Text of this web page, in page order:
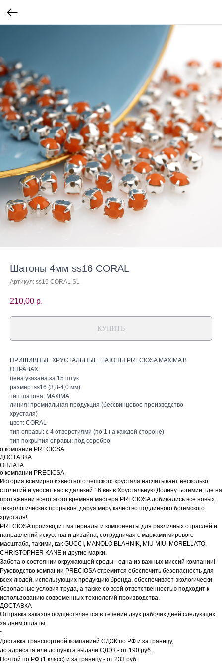
Шатоны 4мм ss16 CORAL
Артикул: ss16 CORAL SL
210,00 р.
КУПИТЬ
ПРИШИВНЫЕ ХРУСТАЛЬНЫЕ ШАТОНЫ PRECIOSA MAXIMA В
ОПРАВАХ
цена указана за 15 штук
размер: ss16 (3,8-4,0 мм)
тип шатона: MAXIMA
линия: премиальная продукция (бессвинцовое производство
хрусталя)
цвет: CORAL
тип оправы: с 4 отверстиями (по 1 на каждой стороне)
тип покрытия оправы: под серебро
о компании PRECIOSA
ДОСТАВКА
ОПЛАТА
о компании PRECIOSA
История всемирно известного чешского хрусталя насчитывает несколько
столетий и уносит нас в далекий 16 век в Хрустальную Долину Богемии, где на
протяжении всего этого времени мастера PRECIOSA добивались все новых
технологических прорывов, даруя миру качество подлинного богемского
хрусталя!
PRECIOSA производит материалы и компоненты для различных отраслей и
направлений искусства и дизайна, сотрудничая с марками мирового
масштаба, такими, как GUCCI, MANOLO BLAHNIK, MIU MIU, MORELLATO,
CHRISTOPHER KANE и другие марки.
Забота о состоянии окружающей среды - одна из важных миссий компании!
Руководство компании PRECIOSA стремится обеспечить безопасность для
всех людей, использующих продукцию бренда, обеспечивает экологически
безопасные условия труда, а также со всей ответственностью подходит к
использованию современных технологий производства.
ДОСТАВКА
Отправка заказов осуществляется в течение двух рабочих дней следующих
за днём оплаты.
~
Доставка транспортной компанией СДЭК по РФ и за границу,
до адресата или до пункта выдачи СДЭК - от 190 руб.
Почтой по РФ (1 класс) и за границу - от 233 руб.